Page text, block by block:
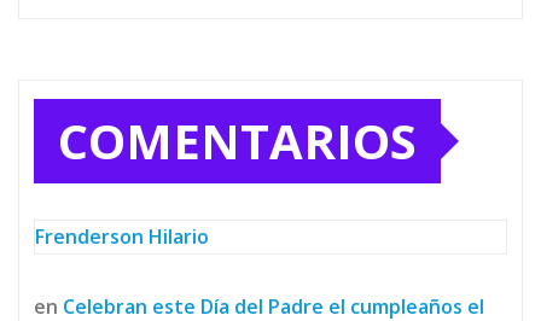
COMENTARIOS
Frenderson Hilario
en Celebran este Día del Padre el cumpleaños el